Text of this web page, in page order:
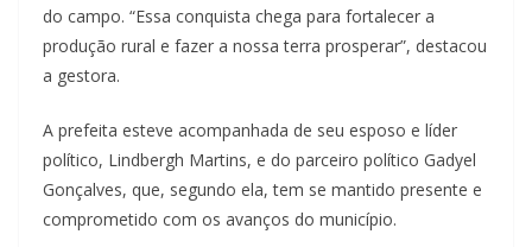
do campo. “Essa conquista chega para fortalecer a
produção rural e fazer a nossa terra prosperar”, destacou
a gestora.
A prefeita esteve acompanhada de seu esposo e líder
político, Lindbergh Martins, e do parceiro político Gadyel
Gonçalves, que, segundo ela, tem se mantido presente e
comprometido com os avanços do município.